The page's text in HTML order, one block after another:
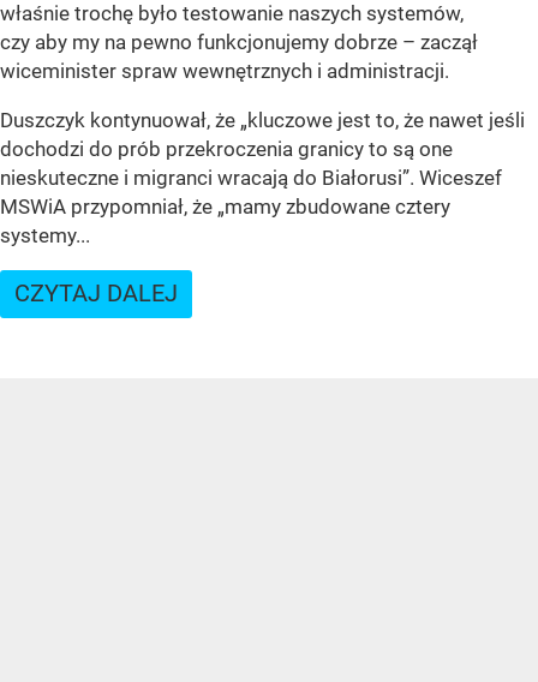
właśnie trochę było testowanie naszych systemów,
czy aby my na pewno funkcjonujemy dobrze – zaczął
wiceminister spraw wewnętrznych i administracji.
Duszczyk kontynuował, że „kluczowe jest to, że nawet jeśli
dochodzi do prób przekroczenia granicy to są one
nieskuteczne i migranci wracają do Białorusi”. Wiceszef
MSWiA przypomniał, że „mamy zbudowane cztery
systemy...
CZYTAJ DALEJ